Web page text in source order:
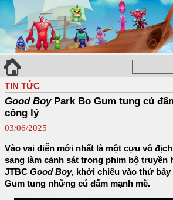
TIN TỨC
Good BoyPark Bo Gum tung cú
công lý
03/06/2025
Vào vai diễn mới nhất là một cựu vô
sang làm cảnh sát trong phim bộ truyền
JTBC Good Boy, khởi chiếu vào thứ bảy
Gum tung những cú đấm mạnh mẽ.